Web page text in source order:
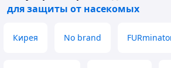
для защиты от насекомых
Кирея No brand